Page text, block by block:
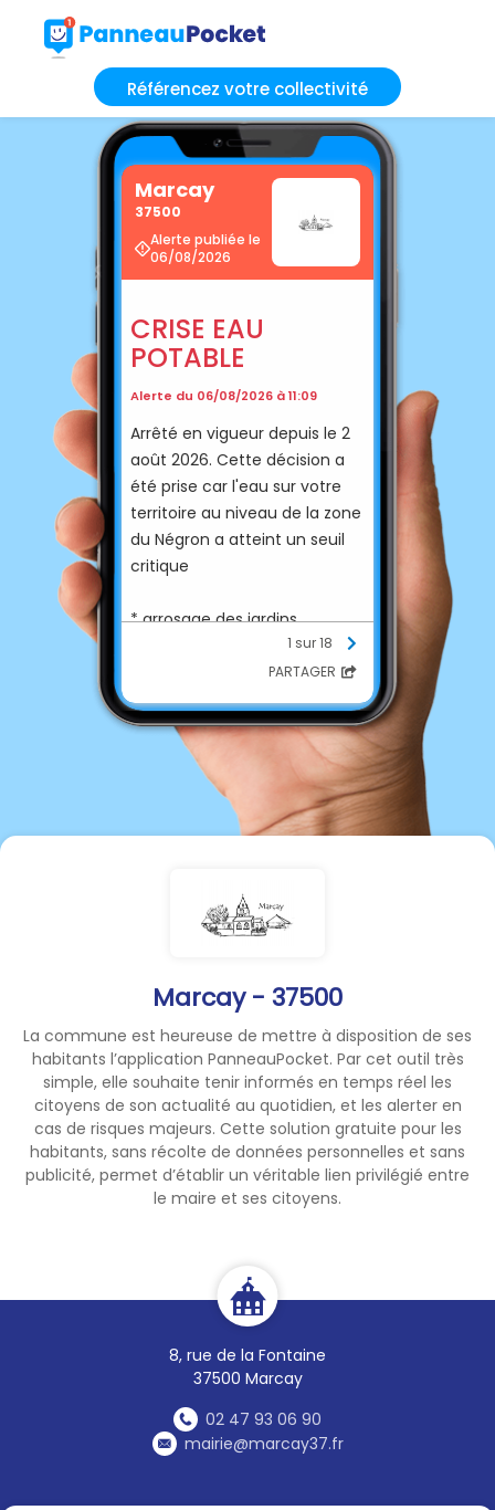
Référencez votre collectivité
Marcay - 37500
La commune est heureuse de mettre à disposition de ses
habitants l’application PanneauPocket. Par cet outil très
simple, elle souhaite tenir informés en temps réel les
citoyens de son actualité au quotidien, et les alerter en
cas de risques majeurs. Cette solution gratuite pour les
habitants, sans récolte de données personnelles et sans
publicité, permet d’établir un véritable lien privilégié entre
le maire et ses citoyens.
8, rue de la Fontaine
37500 Marcay
02 47 93 06 90
mairie@marcay37.fr
Marcay
37500
Alerte publiée le
06/08/2026
CRISE EAU
POTABLE
Alerte du 06/08/2026 à 11:09
Arrêté en vigueur depuis le 2
août 2026. Cette décision a
été prise car l'eau sur votre
territoire au niveau de la zone
du Négron a atteint un seuil
critique
* arrosage des jardins
potagers INTERDIT de 8h à 20h
* arrosage des massifs fleuris,
pelouse, arbres et arbustes
INTERDIT
* remplissage et vidange de
piscine de plus de 1m3
* lavage de véhicules INTERDIT
hors stations professionnelles
recyclage des eaux et / ou
d'un système de haute
pression
* nettoyage des façades,
toitures, trottoirs et autres
surfaces imperméablisées
INTERDIF sauf si réalisé par une
collectivité ou une entreprise
* alimentation des fontaines
et bassins d'ornement, jeux
ouvert INTERDIT
Pour plus d'informations,
merci de consulter l'arrêté de
1 sur 18
PARTAGER